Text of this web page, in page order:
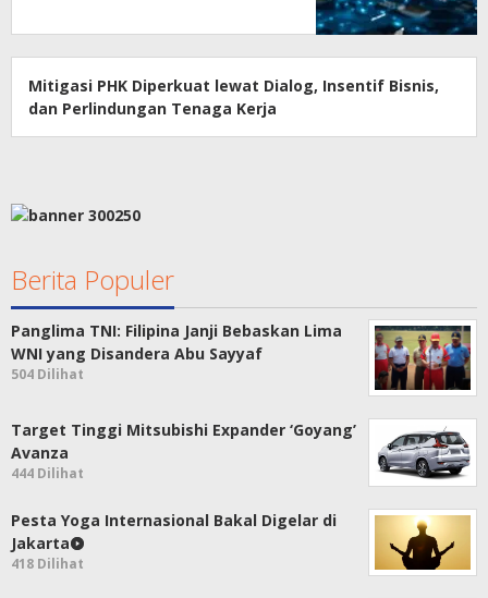
Mitigasi PHK Diperkuat lewat Dialog, Insentif Bisnis,
dan Perlindungan Tenaga Kerja
Berita Populer
Panglima TNI: Filipina Janji Bebaskan Lima
WNI yang Disandera Abu Sayyaf
504 Dilihat
Target Tinggi Mitsubishi Expander ‘Goyang’
Avanza
444 Dilihat
Pesta Yoga Internasional Bakal Digelar di
Jakarta
418 Dilihat